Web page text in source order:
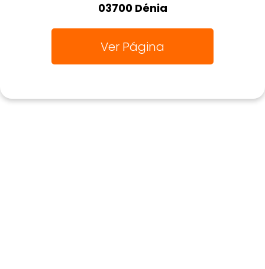
03700 Dénia
Ver Página